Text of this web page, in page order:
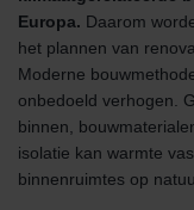
Europa. Daarom
het plannen van
Moderne
onbedoeld verhogen.
binnen,
isolatie kan warmte
binnenruimtes op